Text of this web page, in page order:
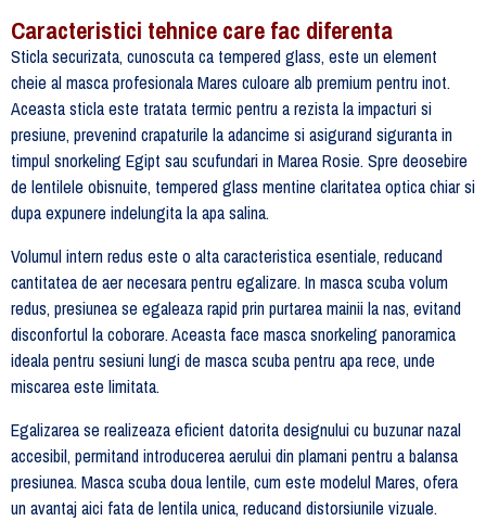
Caracteristici tehnice care fac diferenta
Sticla securizata, cunoscuta ca tempered glass, este un element
cheie al masca profesionala Mares culoare alb premium pentru inot.
Aceasta sticla este tratata termic pentru a rezista la impacturi si
presiune, prevenind crapaturile la adancime si asigurand siguranta in
timpul snorkeling Egipt sau scufundari in Marea Rosie. Spre deosebire
de lentilele obisnuite, tempered glass mentine claritatea optica chiar si
dupa expunere indelungita la apa salina.
Volumul intern redus este o alta caracteristica esentiale, reducand
cantitatea de aer necesara pentru egalizare. In masca scuba volum
redus, presiunea se egaleaza rapid prin purtarea mainii la nas, evitand
disconfortul la coborare. Aceasta face masca snorkeling panoramica
ideala pentru sesiuni lungi de masca scuba pentru apa rece, unde
miscarea este limitata.
Egalizarea se realizeaza eficient datorita designului cu buzunar nazal
accesibil, permitand introducerea aerului din plamani pentru a balansa
presiunea. Masca scuba doua lentile, cum este modelul Mares, ofera
un avantaj aici fata de lentila unica, reducand distorsiunile vizuale.